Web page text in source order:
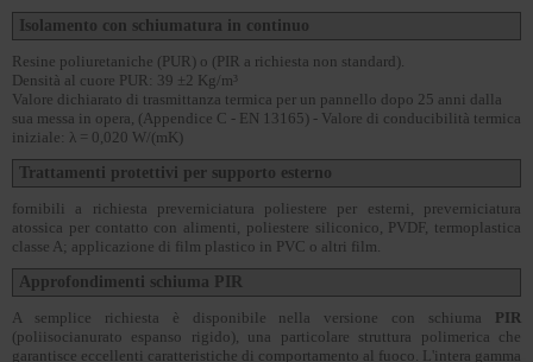
Isolamento con schiumatura in continuo
Resine poliuretaniche (PUR) o (PIR a richiesta non standard).
Densità al cuore PUR: 39 ±2 Kg/m³
Valore dichiarato di trasmittanza termica per un pannello dopo 25 anni dalla
sua messa in opera, (Appendice C - EN 13165) - Valore di conducibilità termica
iniziale: λ = 0,020 W/(mK)
Trattamenti protettivi per supporto esterno
fornibili a richiesta preverniciatura poliestere per esterni, preverniciatura
atossica per contatto con alimenti, poliestere siliconico, PVDF, termoplastica
classe A; applicazione di film plastico in PVC o altri film.
Approfondimenti schiuma PIR
A semplice richiesta è disponibile nella versione con schiuma PIR
(poliisocianurato espanso rigido), una particolare struttura polimerica che
garantisce eccellenti caratteristiche di comportamento al fuoco. L'intera gamma